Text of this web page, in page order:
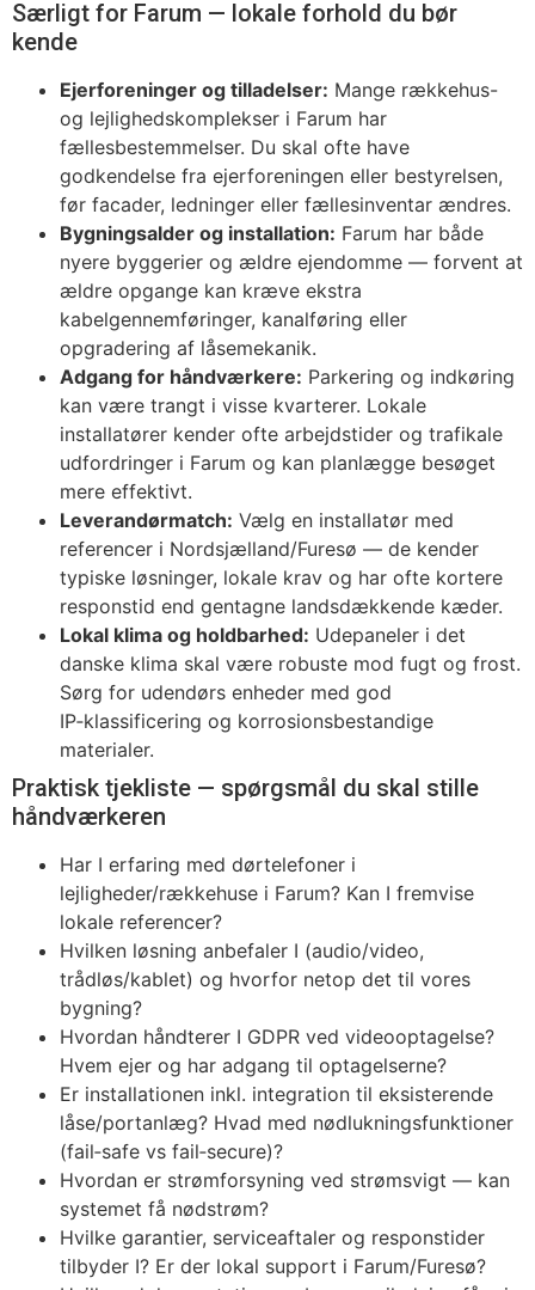
Særligt for Farum — lokale forhold du bør
kende
Ejerforeninger og tilladelser: Mange rækkehus-
og lejlighedskomplekser i Farum har
fællesbestemmelser. Du skal ofte have
godkendelse fra ejerforeningen eller bestyrelsen,
før facader, ledninger eller fællesinventar ændres.
Bygningsalder og installation: Farum har både
nyere byggerier og ældre ejendomme — forvent at
ældre opgange kan kræve ekstra
kabelgennemføringer, kanalføring eller
opgradering af låsemekanik.
Adgang for håndværkere: Parkering og indkøring
kan være trangt i visse kvarterer. Lokale
installatører kender ofte arbejdstider og trafikale
udfordringer i Farum og kan planlægge besøget
mere effektivt.
Leverandørmatch: Vælg en installatør med
referencer i Nordsjælland/Furesø — de kender
typiske løsninger, lokale krav og har ofte kortere
responstid end gentagne landsdækkende kæder.
Lokal klima og holdbarhed: Udepaneler i det
danske klima skal være robuste mod fugt og frost.
Sørg for udendørs enheder med god
IP‑klassificering og korrosionsbestandige
materialer.
Praktisk tjekliste — spørgsmål du skal stille
håndværkeren
Har I erfaring med dørtelefoner i
lejligheder/rækkehuse i Farum? Kan I fremvise
lokale referencer?
Hvilken løsning anbefaler I (audio/video,
trådløs/kablet) og hvorfor netop det til vores
bygning?
Hvordan håndterer I GDPR ved videooptagelse?
Hvem ejer og har adgang til optagelserne?
Er installationen inkl. integration til eksisterende
låse/portanlæg? Hvad med nødlukningsfunktioner
(fail‑safe vs fail‑secure)?
Hvordan er strømforsyning ved strømsvigt — kan
systemet få nødstrøm?
Hvilke garantier, serviceaftaler og responstider
tilbyder I? Er der lokal support i Farum/Furesø?